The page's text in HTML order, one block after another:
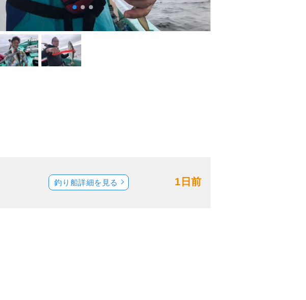
1日前
釣り船詳細を見る